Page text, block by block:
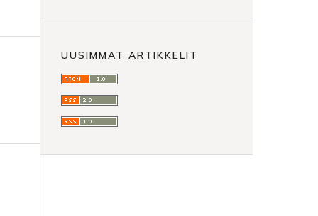
UUSIMMAT ARTIKKELIT